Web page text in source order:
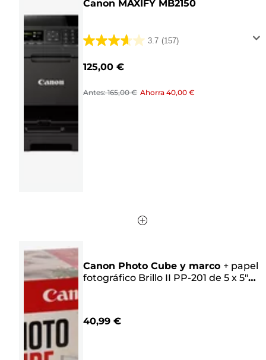
Canon MAXIFY MB2150
3.7 (157)
3.7
de
estrellas.
125,00 €
Antes:165,00 € Ahorra40,00 €
Canon Photo Cube y marco + papel
fotográfico Brillo II PP-201 de 5 x 5"
40,99 €